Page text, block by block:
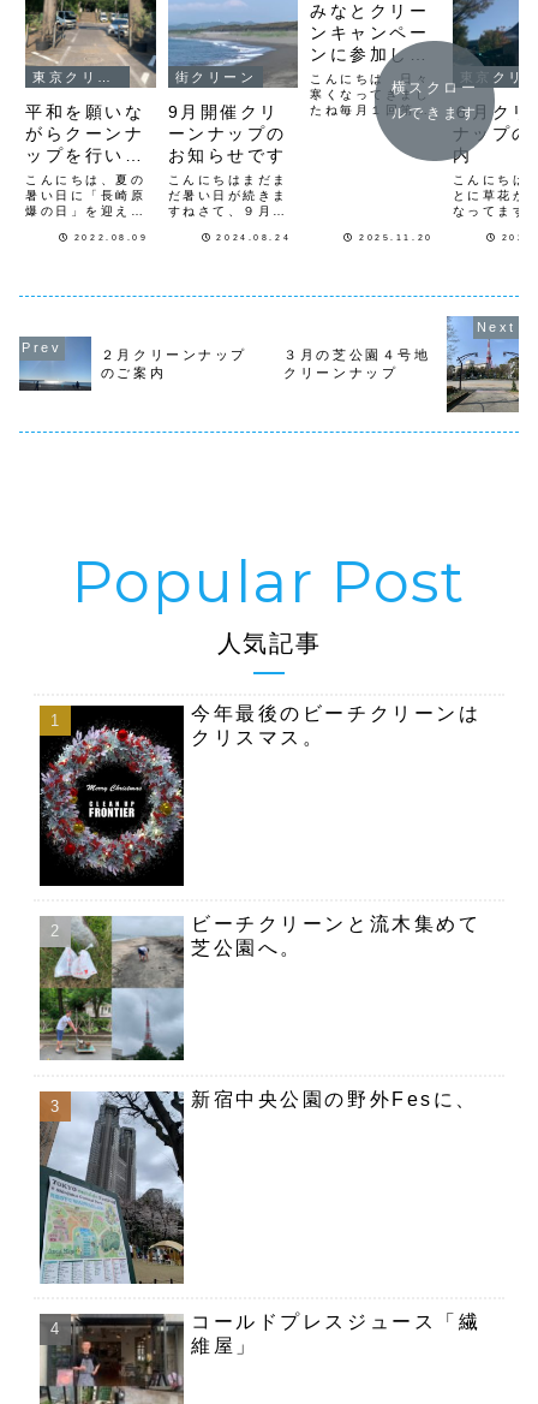
平和を願いな
がらクーンナ
ップを行いま
した。
こんにちは、夏の
暑い日に「長崎原
爆の日」を迎えま
戦争経験は有りま
的な出来事を聞か
されて育ちまし
た。ウクライナ情
勢や台湾と中国の
2022.08.09
街クリーン
9月開催クリ
ーンナップの
お知らせです
こんにちはまだま
だ暑い日が続きま
すねさて、９月の
芝公園と茅ヶ崎の
により7日（土）
は中止とさせて頂
きます芝公園クリ
2024.08.24
みなとクリー
ンキャンペー
ンに参加して
きました
こんにちは 日々
寒くなってきまし
たね毎月１回第二
木曜日に港区芝地
区のエリアで開催
されている港区の
の清掃活動が正式
参加させて頂い
2025.11.20
６月クリ
ナップの
内
こんにちは
とに草花が
なってます
ップの日
前になりま
す
動場所は、
から代々木
の歩道を広
道橋の下迄
６日（...
横スクロー
ルできます
２月クリーンナップ
のご案内
３月の芝公園４号地
クリーンナップ
人気記事
今年最後のビーチクリーンは
クリスマス。
ビーチクリーンと流木集めて
芝公園へ。
新宿中央公園の野外Fesに、
コールドプレスジュース「繊
維屋」